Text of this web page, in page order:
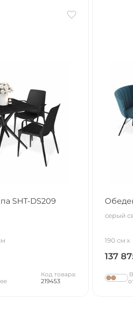
SHT-DS209
Код товара:
219453
серый
190 см
137